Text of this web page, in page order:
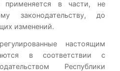
применяется в части, не
законодательству, до
изменений.
настоящим
в соответствии с
Республики